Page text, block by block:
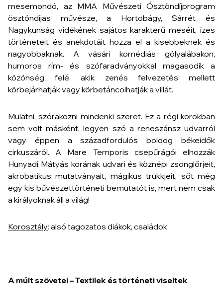
mesemondó, az MMA Művészeti Ösztöndíjprogram
ösztöndíjas művésze, a Hortobágy, Sárrét és
Nagykunság vidékének sajátos karakterű meséit, ízes
történeteit és anekdotáit hozza el a kisebbeknek és
nagyobbaknak. A vásári komédiás gólyalábakon,
humoros rím- és szófaradványokkal magasodik a
közönség felé, akik zenés felvezetés mellett
körbejárhatják vagy körbetáncolhatják a villát.
Mulatni, szórakozni mindenki szeret. Ez a régi korokban
sem volt másként, legyen szó a reneszánsz udvarról
vagy éppen a századfordulós boldog békeidők
cirkuszáról. A Mare Temporis csepűrágói elhozzák
Hunyadi Mátyás korának udvari és köznépi zsonglőrjeit,
akrobatikus mutatványait, mágikus trükkjeit, sőt még
egy kis bűvészettörténeti bemutatót is, mert nem csak
a királyoknak áll a világ!
Korosztály: alsó tagozatos diákok, családok
A múlt szövetei – Textilek és történeti viseltek